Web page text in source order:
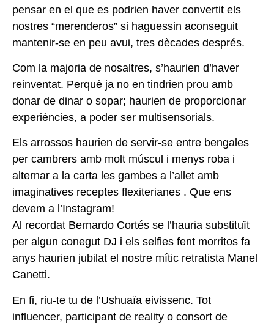
pensar en el que es podrien haver convertit els
nostres “merenderos” si haguessin aconseguit
mantenir-se en peu avui, tres dècades després.
Com la majoria de nosaltres, s’haurien d’haver
reinventat. Perquè ja no en tindrien prou amb
donar de dinar o sopar; haurien de proporcionar
experiències, a poder ser multisensorials.
Els arrossos haurien de servir-se entre bengales
per cambrers amb molt múscul i menys roba i
alternar a la carta les gambes a l’allet amb
imaginatives receptes flexiterianes . Que ens
devem a l’Instagram!
Al recordat Bernardo Cortés se l’hauria substituït
per algun conegut DJ i els selfies fent morritos fa
anys haurien jubilat el nostre mític retratista Manel
Canetti.
En fi, riu-te tu de l’Ushuaïa eivissenc. Tot
influencer, participant de reality o consort de